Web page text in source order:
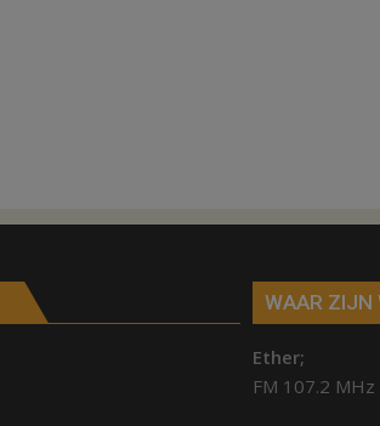
WAAR ZIJN
Ether;
FM 107.2